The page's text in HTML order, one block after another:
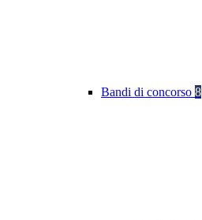
Bandi di concorso 8